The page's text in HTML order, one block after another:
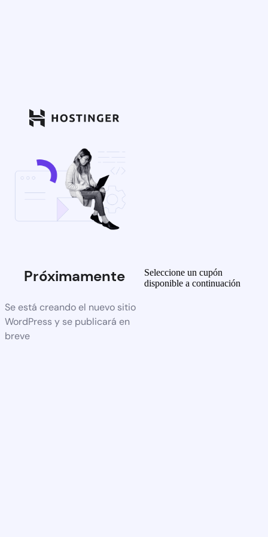
Próximamente
Se está creando el nuevo sitio
WordPress y se publicará en
breve
Seleccione un cupón
disponible a continuación